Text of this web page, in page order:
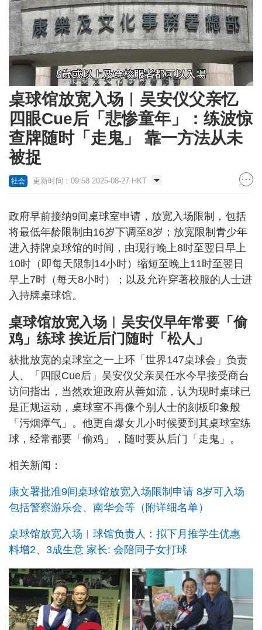
Unmute Loaded:
40.10%
桌球馆放宽入场︱吴安仪父亲忆
四眼Cue后「悲惨童年」：练波惊
查牌随时「走鬼」 靠一方法从未
被捉
社会 更新时间：09:58 2025-08-27 HKT
政府早前接纳9间桌球室申请，放宽入场限制，包括
将最低年龄限制由16岁下调至8岁；放宽限制青少年
进入持牌桌球馆的时间，由现行晚上8时至翌日早上
10时（即每天限制14小时）缩短至晚上11时至翌日
早上7时（每天8小时）；以及允许穿著校服的人士进
入持牌桌球馆。
桌球馆放宽入场︱吴安仪早年常要「偷
鸡」练球 挨近后门随时「松人」
获批放宽的桌球室之一上环「世界147桌球会」负责
人、「四眼Cue后」吴安仪父亲吴任水今早接受商台
访问指出，当然欢迎政府从善如流，认为现时桌球已
是正规运动，桌球室不再像个别人士的刻板印象般
「污烟瘴气」。他更自爆女儿小时候要到其桌球室练
球，经常都要「偷鸡」，随时要从后门「走鬼」。
相关新闻：
康文署批准9间桌球馆放宽入场限制申请 8岁可入场
包括警察游乐会、南华会等（附详细名单）
桌球馆放宽入场︱球馆负责人：拟下月推学生优惠
料增2、3成生意 家长: 会陪同子女打球